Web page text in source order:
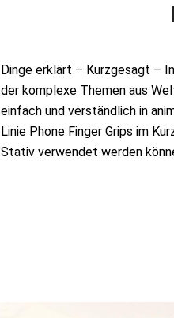
Dinge erklärt – Kurzgesagt –
der komplexe Themen aus
einfach und verständlich in
Linie Phone Finger Grips im
Stativ verwendet werden